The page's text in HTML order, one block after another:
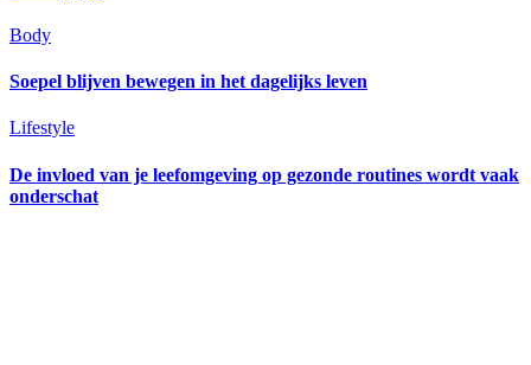
Body
Soepel blijven bewegen in het dagelijks leven
Lifestyle
De invloed van je leefomgeving op gezonde routines wordt vaak
onderschat